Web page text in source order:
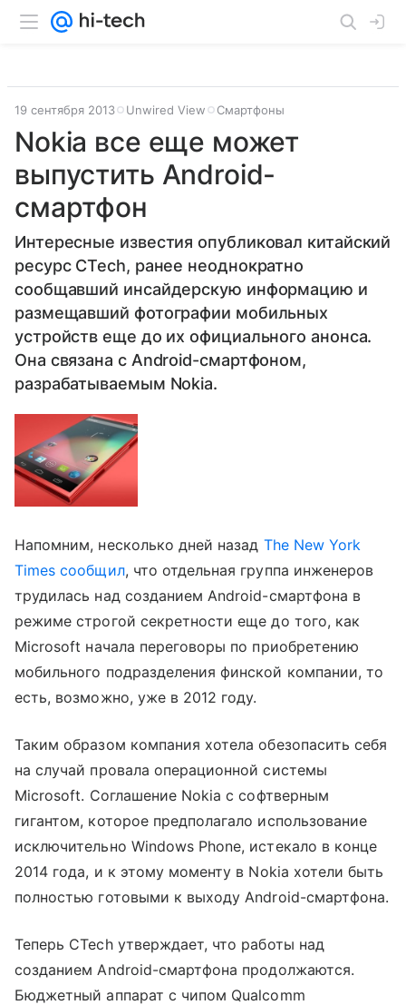
19 сентября 2013 Unwired View Смартфоны
Nokia все еще может
выпустить Android-
смартфон
Интересные известия опубликовал китайский
ресурс CTech, ранее неоднократно
сообщавший инсайдерскую информацию и
размещавший фотографии мобильных
устройств еще до их официального анонса.
Она связана с Android-смартфоном,
разрабатываемым Nokia.
Напомним, несколько дней назад The New York
Times сообщил, что отдельная группа инженеров
трудилась над созданием Android-смартфона в
режиме строгой секретности еще до того, как
Microsoft начала переговоры по приобретению
мобильного подразделения финской компании, то
есть, возможно, уже в 2012 году.
Таким образом компания хотела обезопасить себя
на случай провала операционной системы
Microsoft. Соглашение Nokia с софтверным
гигантом, которое предполагало использование
исключительно Windows Phone, истекало в конце
2014 года, и к этому моменту в Nokia хотели быть
полностью готовыми к выходу Android-смартфона.
Теперь CTech утверждает, что работы над
созданием Android-смартфона продолжаются.
Бюджетный аппарат с чипом Qualcomm